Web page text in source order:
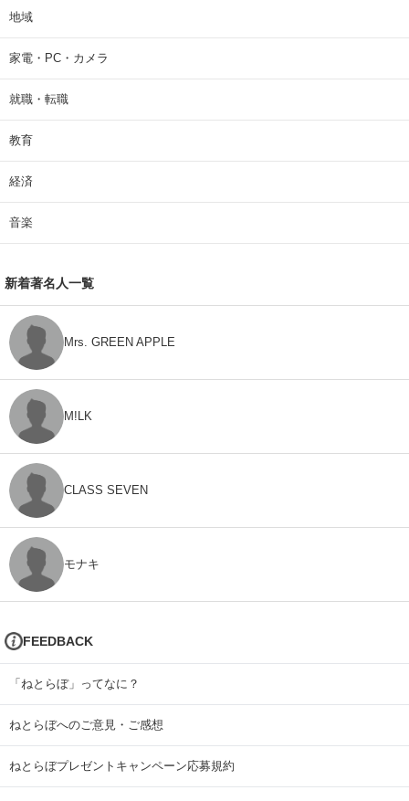
地域
家電・PC・カメラ
就職・転職
教育
経済
音楽
新着著名人一覧
Mrs. GREEN APPLE
M!LK
CLASS SEVEN
モナキ
FEEDBACK
「ねとらぼ」ってなに？
ねとらぼへのご意見・ご感想
ねとらぼプレゼントキャンペーン応募規約